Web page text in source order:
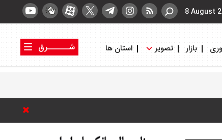
8 August
بازار تصویر استان ها
شــــــرق